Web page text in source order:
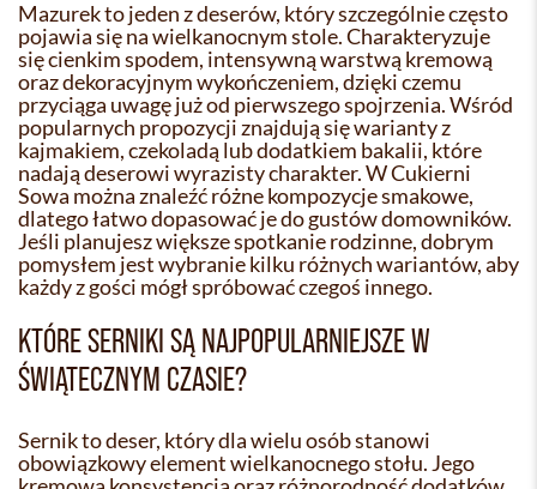
Mazurek to jeden z deserów, który szczególnie często
pojawia się na wielkanocnym stole. Charakteryzuje
się cienkim spodem, intensywną warstwą kremową
oraz dekoracyjnym wykończeniem, dzięki czemu
przyciąga uwagę już od pierwszego spojrzenia. Wśród
popularnych propozycji znajdują się warianty z
kajmakiem, czekoladą lub dodatkiem bakalii, które
nadają deserowi wyrazisty charakter. W Cukierni
Sowa można znaleźć różne kompozycje smakowe,
dlatego łatwo dopasować je do gustów domowników.
Jeśli planujesz większe spotkanie rodzinne, dobrym
pomysłem jest wybranie kilku różnych wariantów, aby
każdy z gości mógł spróbować czegoś innego.
KTÓRE SERNIKI SĄ NAJPOPULARNIEJSZE W
ŚWIĄTECZNYM CZASIE?
Sernik to deser, który dla wielu osób stanowi
obowiązkowy element wielkanocnego stołu. Jego